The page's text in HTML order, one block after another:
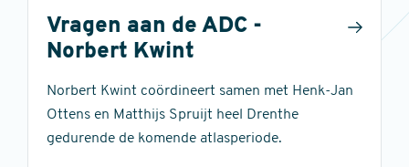
Vragen aan de ADC -
Norbert Kwint
Norbert Kwint coördineert samen met Henk-Jan
Ottens en Matthijs Spruijt heel Drenthe
gedurende de komende atlasperiode.